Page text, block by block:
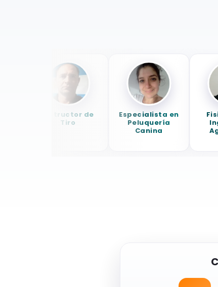
Instructor de
Tiro
Especialista en
Peluquería
Canina